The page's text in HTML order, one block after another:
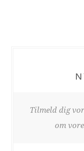
Tilmeld dig
om